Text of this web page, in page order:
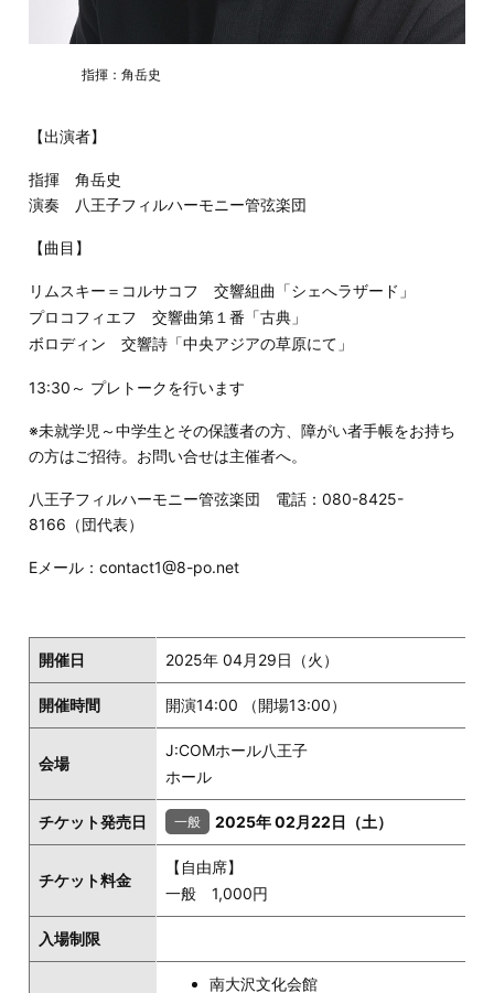
指揮：角岳史
【出演者】
指揮 角岳史
演奏 八王子フィルハーモニー管弦楽団
【曲目】
リムスキー＝コルサコフ 交響組曲「シェへラザード」
プロコフィエフ 交響曲第１番「古典」
ボロディン 交響詩「中央アジアの草原にて」
13:30～ プレトークを行います
※未就学児～中学生とその保護者の方、障がい者手帳をお持ち
の方はご招待。お問い合せは主催者へ。
八王子フィルハーモニー管弦楽団 電話：080-8425-
8166（団代表）
Eメール：contact1@8-po.net
開催日 2025年 04月29日（火）
開催時間 開演14:00 （開場13:00）
会場
J:COMホール八王子
ホール
チケット発売日 2025年 02月22日（土）
チケット料金
【自由席】
一般 1,000円
入場制限
南大沢文化会館